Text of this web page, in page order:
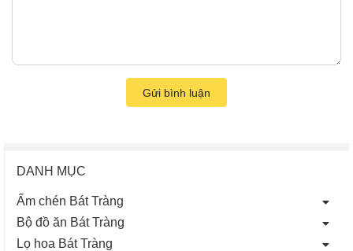
Gửi bình luận
DANH MỤC
Ấm chén Bát Tràng
Bộ đồ ăn Bát Tràng
Lọ hoa Bát Tràng